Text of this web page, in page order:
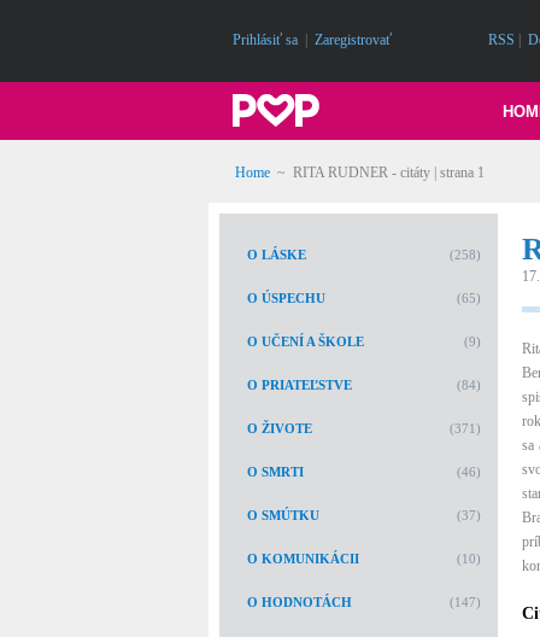
Prihlásiť sa Zaregistrovať RSS
Home ~ RITA RUDNER - citáty | strana 1
O LÁSKE (258)
O ÚSPECHU (65)
O UČENÍ A ŠKOLE (9)
O PRIATEĽSTVE (84)
O ŽIVOTE (371)
O SMRTI (46)
O SMÚTKU (37)
O KOMUNIKÁCII (10)
O HODNOTÁCH (147)
sa